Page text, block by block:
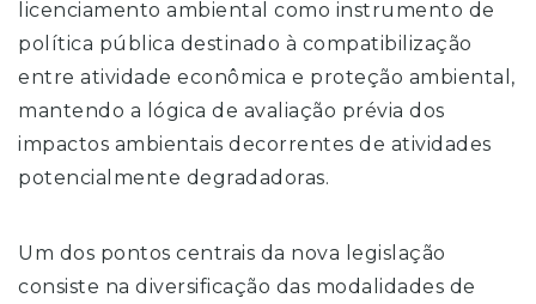
licenciamento ambiental como instrumento de
política pública destinado à compatibilização
entre atividade econômica e proteção ambiental,
mantendo a lógica de avaliação prévia dos
impactos ambientais decorrentes de atividades
potencialmente degradadoras.
Um dos pontos centrais da nova legislação
consiste na diversificação das modalidades de